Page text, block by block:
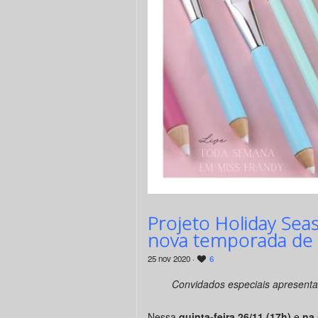
Projeto Holiday
nova temporada de
25 nov 2020 · 6
Convidados especiais